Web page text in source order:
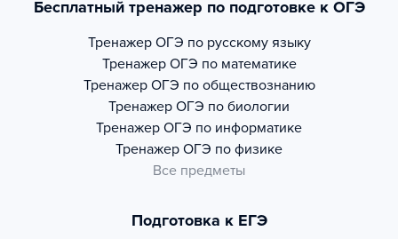
Бесплатный тренажер по подготовке к ОГЭ
Тренажер ОГЭ по русскому языку
Тренажер ОГЭ по математике
Тренажер ОГЭ по обществознанию
Тренажер ОГЭ по биологии
Тренажер ОГЭ по информатике
Тренажер ОГЭ по физике
Все предметы
Подготовка к ЕГЭ